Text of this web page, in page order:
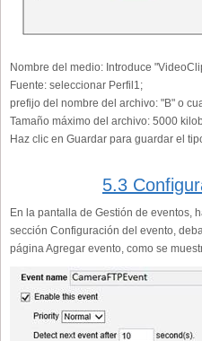
Nombre del medio: Introduce
Fuente: seleccionar Perfil1;
prefijo del nombre del archivo: "B" o
Tamaño máximo del archivo: 5000
Haz clic en Guardar para guardar el
5.3
En la pantalla de Gestión de eventos,
sección Configuración del evento,
página Agregar evento, como se